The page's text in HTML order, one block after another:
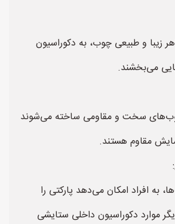
زیبا و طبیعی چوب، به دکوراسیون
می‌بخشند.
سخت و مقاومی ساخته می‌شوند
مقاوم هستند.
به افراد امکان می‌دهد پارکتی را
موارد دکوراسیون داخلی ستایشی